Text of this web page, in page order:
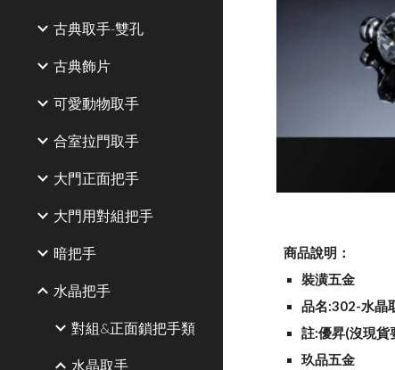
古典取手-雙孔
古典飾片
可愛動物取手
合室拉門取手
大門正面把手
大門用對組把手
暗把手
水晶把手
對組&正面鎖把手類
水晶取手
商品說明：
裝潢五金
品名:302-水晶
註:優昇(沒現貨
玖品五金